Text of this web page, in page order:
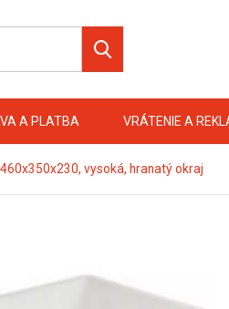
A PLATBA VRÁTENIE A
vysoká, hranatý okraj